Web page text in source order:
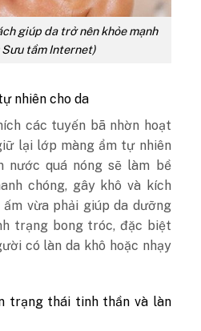
giúp da trở nên khỏe mạnh
Sưu tầm Internet)
nhiên cho da
các tuyến bã nhờn hoạt
lại lớp màng ẩm tự nhiên
nước quá nóng sẽ làm bề
chóng, gây khô và kích
vừa phải giúp da dưỡng
trạng bong tróc, đặc biệt
có làn da khô hoặc nhạy
trạng thái tinh thần và làn